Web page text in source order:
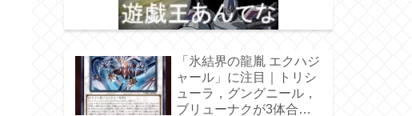
「氷結界の龍胤 エクハジ
ャール」に注目｜トリシ
ューラ，グングニール，
ブリューナクが3体合